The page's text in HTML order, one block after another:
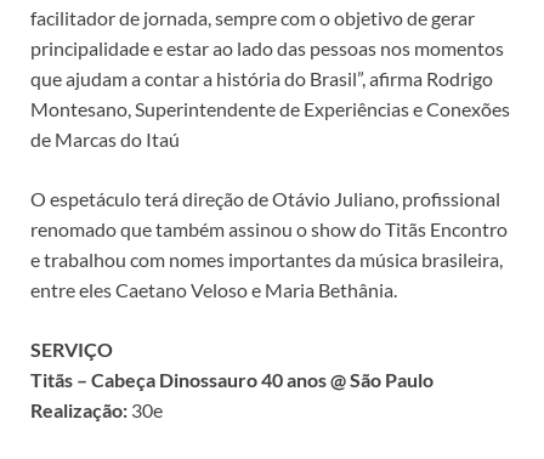
facilitador de jornada, sempre com o objetivo de gerar
principalidade e estar ao lado das pessoas nos momentos
que ajudam a contar a história do Brasil”, afirma Rodrigo
Montesano, Superintendente de Experiências e Conexões
de Marcas do Itaú
O espetáculo terá direção de Otávio Juliano, profissional
renomado que também assinou o show do Titãs Encontro
e trabalhou com nomes importantes da música brasileira,
entre eles Caetano Veloso e Maria Bethânia.
SERVIÇO
Titãs – Cabeça Dinossauro 40 anos @ São Paulo
Realização: 30e